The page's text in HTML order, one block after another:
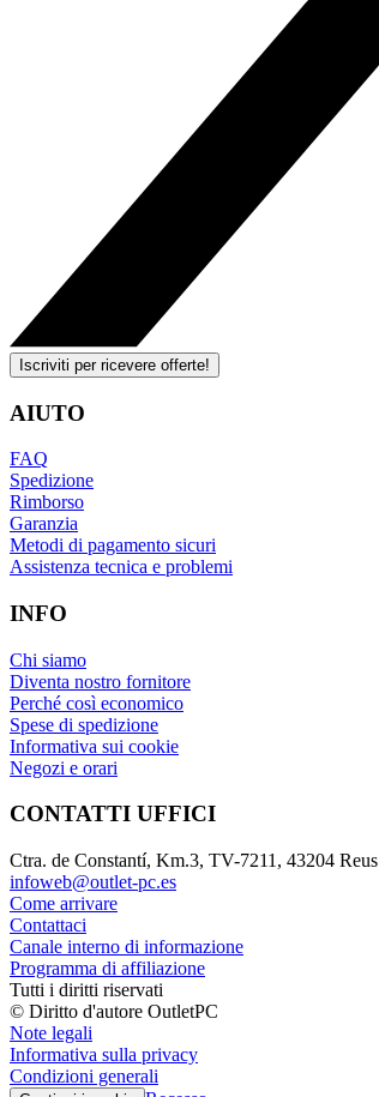
Iscriviti per ricevere offerte!
AIUTO
FAQ
Spedizione
Rimborso
Garanzia
Metodi di pagamento sicuri
Assistenza tecnica e problemi
INFO
Chi siamo
Diventa nostro fornitore
Perché così economico
Spese di spedizione
Informativa sui cookie
Negozi e orari
CONTATTI UFFICI
Ctra. de Constantí, Km.3, TV-7211, 43204 Reus
infoweb@outlet-pc.es
Come arrivare
Contattaci
Canale interno di informazione
Programma di affiliazione
Tutti i diritti riservati
© Diritto d'autore OutletPC
Note legali
Informativa sulla privacy
Condizioni generali